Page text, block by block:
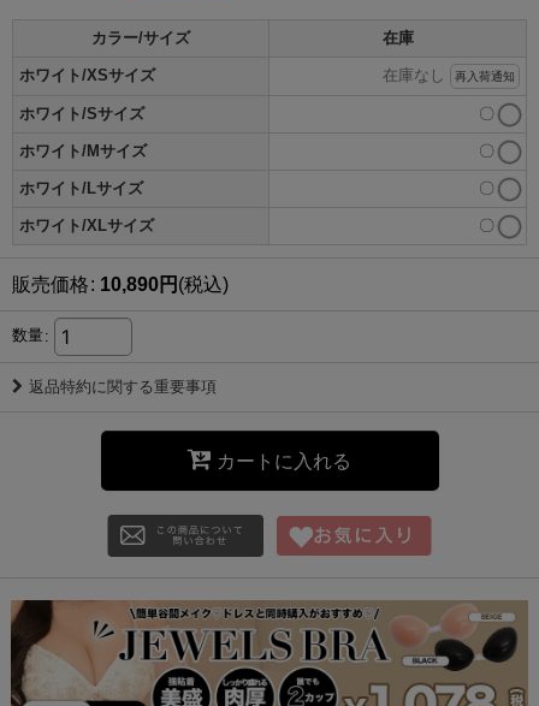
カラー/サイズ 在庫
ホワイト/XSサイズ 在庫なし 再入荷通知
ホワイト/Sサイズ 〇
ホワイト/Mサイズ 〇
ホワイト/Lサイズ 〇
ホワイト/XLサイズ 〇
販売価格: 10,890円 (税込)
数量:
返品特約に関する重要事項
カートに入れる